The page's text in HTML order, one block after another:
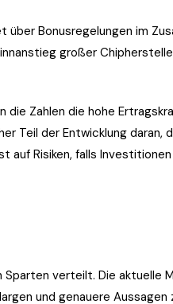
Bonusregelungen im
großer
die Zahlen die hohe
Teil der Entwicklung daran,
auf Risiken, falls
Sparten verteilt. Die aktuelle
und genauere Aussagen